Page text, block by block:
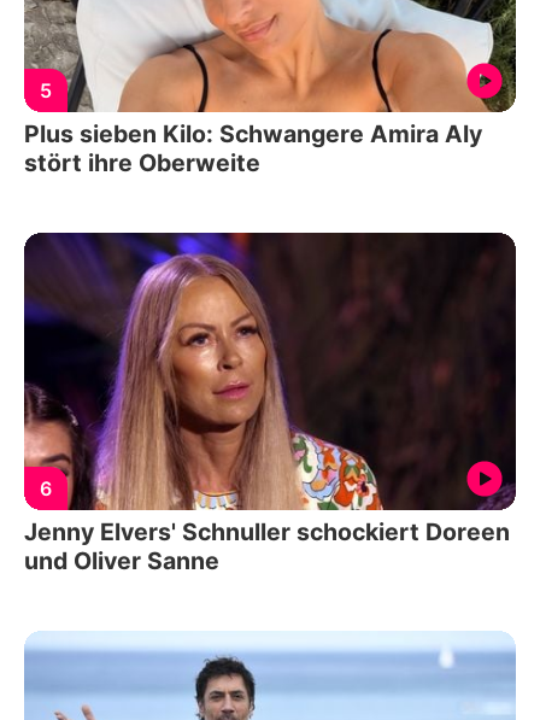
5
Plus sieben Kilo: Schwangere Amira Aly
stört ihre Oberweite
6
Jenny Elvers' Schnuller schockiert Doreen
und Oliver Sanne